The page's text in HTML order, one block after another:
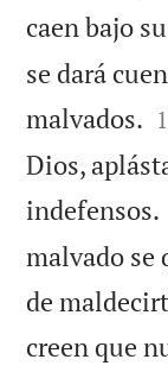
caen bajo
se dará
malvados. 
Dios,
indefensos.
malvado se
de
creen que